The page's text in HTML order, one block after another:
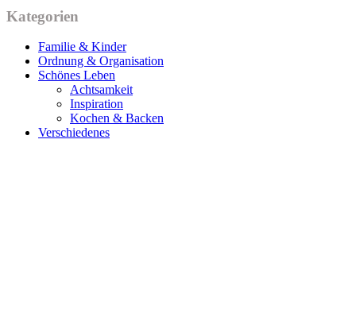
Kategorien
Familie & Kinder
Ordnung & Organisation
Schönes Leben
Achtsamkeit
Inspiration
Kochen & Backen
Verschiedenes